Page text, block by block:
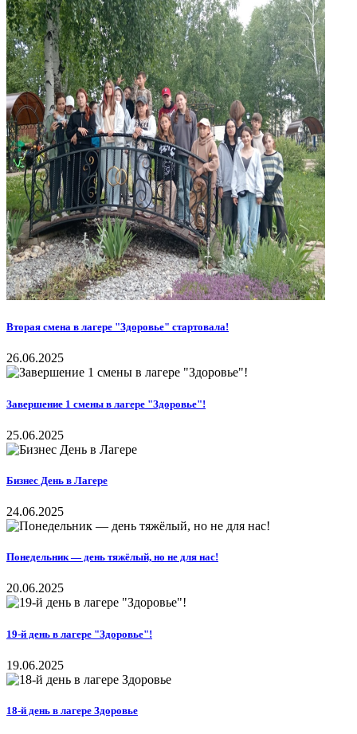
Вторая смена в лагере "Здоровье" стартовала!
26.06.2025
Завершение 1 смены в лагере "Здоровье"!
25.06.2025
Бизнес День в Лагере
24.06.2025
Понедельник — день тяжёлый, но не для нас!
20.06.2025
19-й день в лагере "Здоровье"!
19.06.2025
18-й день в лагере Здоровье